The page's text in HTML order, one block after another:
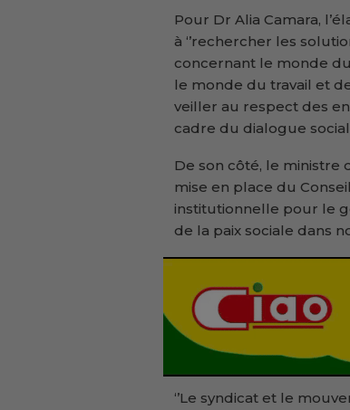
Pour Dr Alia Camara,
à ‘’rechercher les
concernant le monde
le monde du travail et
veiller au respect des
cadre du dialogue
De son côté, le ministre
mise en place du
institutionnelle pour le
de la paix sociale dans
‘’Le syndicat et le